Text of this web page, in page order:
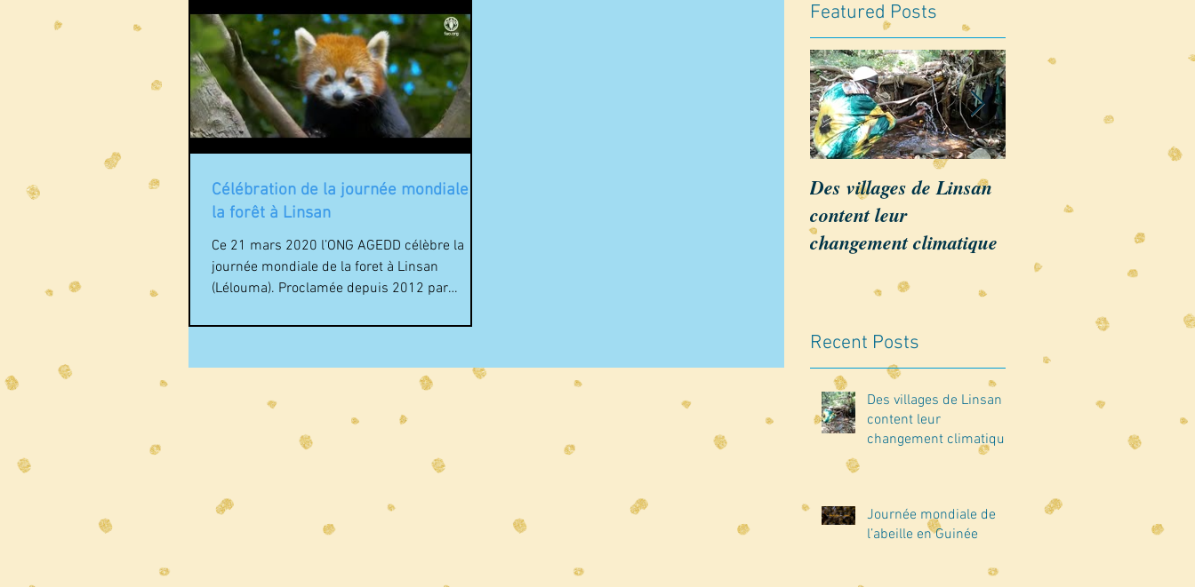
Célébration de la journée mondiale de
la forêt à Linsan
Ce 21 mars 2020 l’ONG AGEDD célèbre la
journée mondiale de la foret à Linsan
(Lélouma). Proclamée depuis 2012 par
Featured Posts
Des villages de Linsan
content leur
changement climatique
Reboisement 2020
Recent Posts
Des villages de Linsan
content leur
changement climatique
Journée mondiale de
l’abeille en Guinée